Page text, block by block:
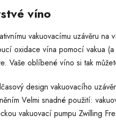
víno
vakuovacímu uzávěru na
oxidace vína pomocí vakua
Vaše oblíbené víno si tak
design vakuovacího
Velmi snadné použití:
vakuovací pumpu Zwilling